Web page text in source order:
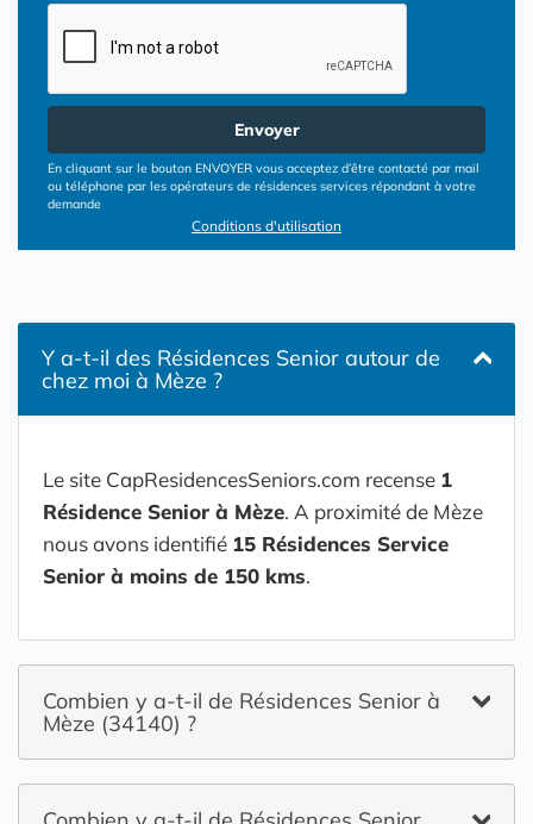
Envoyer
En cliquant sur le bouton ENVOYER vous acceptez d’être contacté par mail
ou téléphone par les opérateurs de résidences services répondant à votre
demande
Conditions d'utilisation
Y a-t-il des Résidences Senior autour de
chez moi à Mèze ?
Le site CapResidencesSeniors.com recense 1
Résidence Senior à Mèze. A proximité de Mèze
nous avons identifié 15 Résidences Service
Senior à moins de 150 kms.
Combien y a-t-il de Résidences Senior à
Mèze (34140) ?